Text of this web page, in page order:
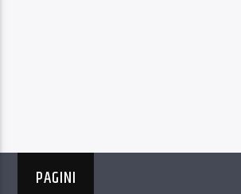
PAGINI